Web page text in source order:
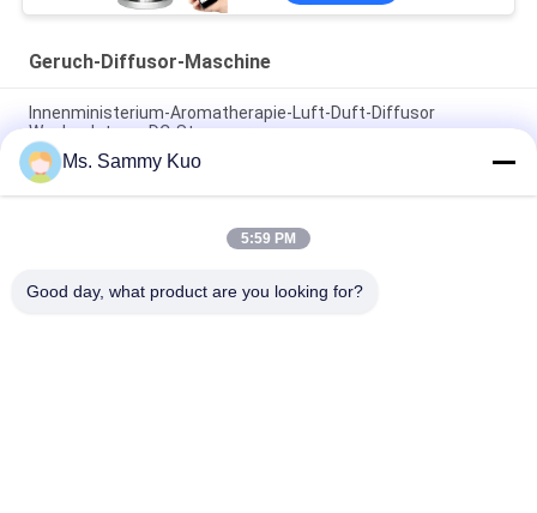
Geruch-Diffusor-Maschine
Innenministerium-Aromatherapie-Luft-Duft-Diffusor
Wechselstrom-DC-Stromversorgung
ABS pp. langlebige Geruch-Diffusor-Maschine mit Volumen
des Spray-25-50ml/H
5 Gruppen Timer Einstellung Hotel Duftmaschine, 120 ml Duft
Ms. Sammy Kuo
5:59 PM
Good day, what product are you looking for?